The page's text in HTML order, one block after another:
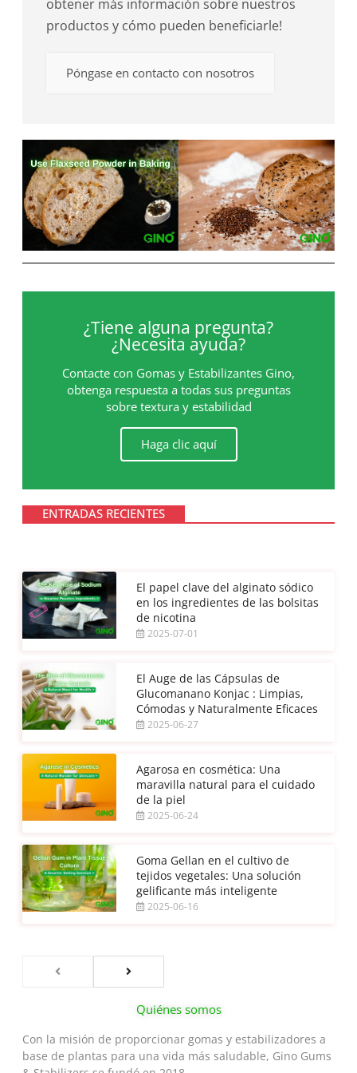
obtener más información sobre nuestros
productos y cómo pueden beneficiarle!
Póngase en contacto con nosotros
¿Tiene alguna pregunta?
¿Necesita ayuda?
Contacte con Gomas y Estabilizantes Gino,
obtenga respuesta a todas sus preguntas
sobre textura y estabilidad
Haga clic aquí
ENTRADAS RECIENTES
El papel clave del alginato sódico
en los ingredientes de las bolsitas
de nicotina
2025-07-01
El Auge de las Cápsulas de
Glucomanano Konjac : Limpias,
Cómodas y Naturalmente Eficaces
2025-06-27
Agarosa en cosmética: Una
maravilla natural para el cuidado
de la piel
2025-06-24
Goma Gellan en el cultivo de
tejidos vegetales: Una solución
gelificante más inteligente
2025-06-16
Quiénes somos
Con la misión de proporcionar gomas y estabilizadores a
base de plantas para una vida más saludable, Gino Gums